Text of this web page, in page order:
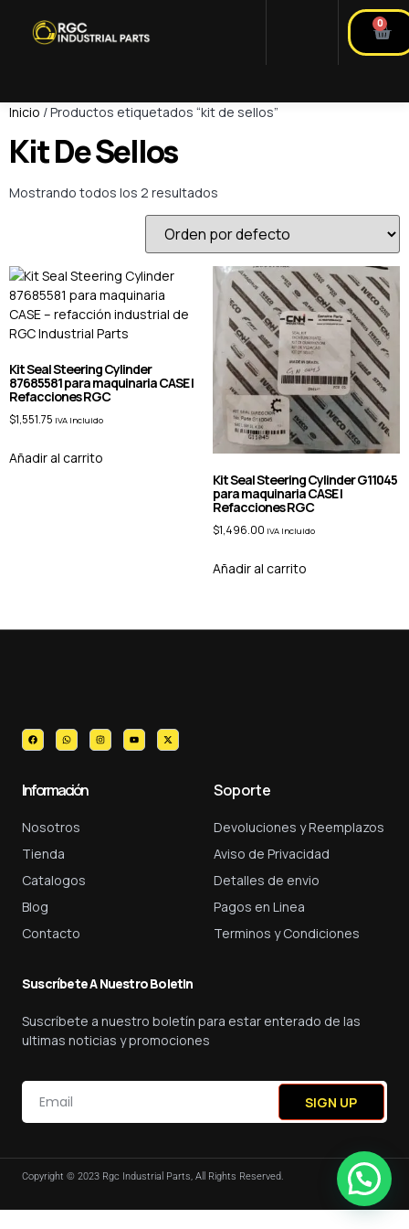
0
Inicio / Productos etiquetados “kit de sellos”
Kit De Sellos
Mostrando todos los 2 resultados
Kit Seal Steering Cylinder
87685581 para maquinaria CASE |
Refacciones RGC
$1,551.75 IVA Incluido
Añadir al carrito
Kit Seal Steering Cylinder G11045
para maquinaria CASE |
Refacciones RGC
$1,496.00 IVA Incluido
Añadir al carrito
Información
Nosotros
Tienda
Catalogos
Blog
Contacto
Soporte
Devoluciones y Reemplazos
Aviso de Privacidad
Detalles de envio
Pagos en Linea
Terminos y Condiciones
Suscríbete A Nuestro Boletin
Suscríbete a nuestro boletín para estar enterado de las
ultimas noticias y promociones
SIGN UP
Copyright © 2023 Rgc Industrial Parts, All Rights Reserved.